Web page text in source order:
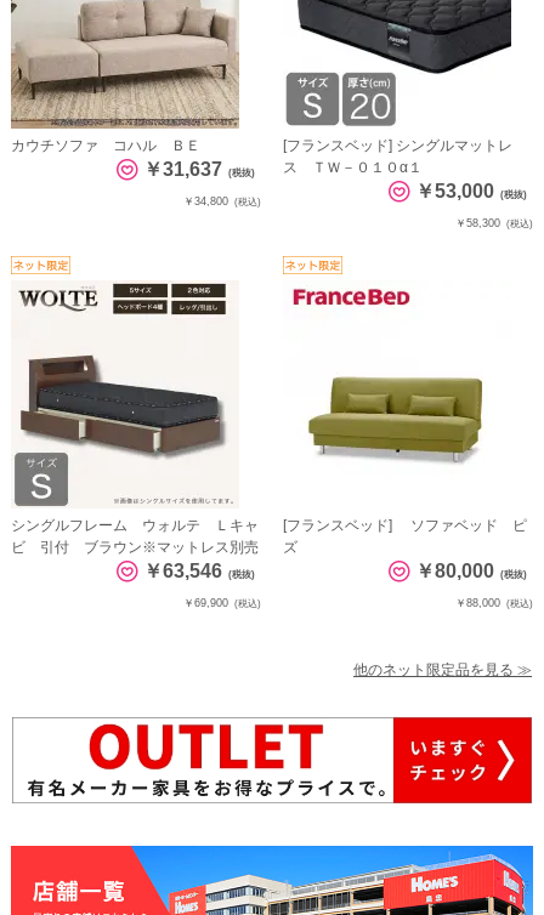
カウチソファ コハル ＢＥ
￥31,637 (税抜)
￥34,800 (税込)
[フランスベッド] シングルマットレ
ス ＴＷ－０１０α１
￥53,000 (税抜)
￥58,300 (税込)
シングルフレーム ウォルテ Ｌキャ
ビ 引付 ブラウン※マットレス別売
￥63,546 (税抜)
￥69,900 (税込)
[フランスベッド] ソファベッド ピ
ズ
￥80,000 (税抜)
￥88,000 (税込)
他のネット限定品を見る ≫